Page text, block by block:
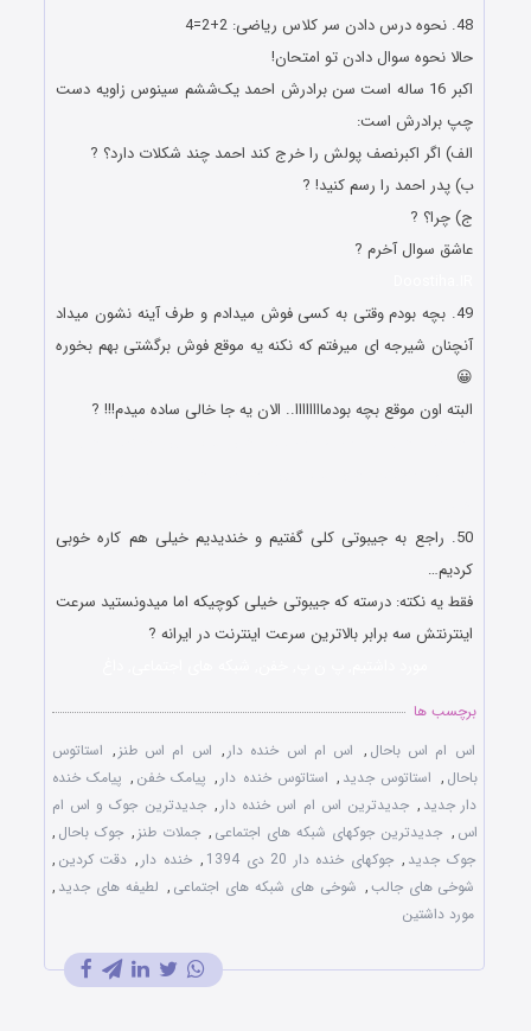
48. ﻧﺤﻮﻩ ﺩﺭﺱ ﺩﺍﺩﻥ ﺳﺮ ﮐﻼﺱ ریاضى: 2+2=4
ﺣﺎﻻ ﻧﺤﻮﻩ ﺳﻮﺍﻝ ﺩﺍﺩﻥ ﺗﻮ ﺍﻣﺘﺤﺎﻥ!
ﺍکبر 16 ﺳﺎﻟﻪ ﺍﺳﺖ ﺳﻦ ﺑﺮﺍﺩﺭﺵ ﺍﺣﻤﺪ ﯾﮏﺷﺸﻢ سینوس ﺯﺍﻭﯾﻪ دست
چپ ﺑﺮﺍﺩﺭﺵ ﺍﺳﺖ:
ﺍﻟﻒ) ﺍﮔﺮ ﺍکبرﻧﺼﻒ ﭘﻮﻟﺶ ﺭﺍ ﺧﺮﺝ ﮐﻨﺪ ﺍﺣﻤﺪ ﭼﻨﺪ ﺷﮑﻼﺕ ﺩﺍﺭﺩ؟ ?
ﺏ) پدر احمد را رسم کنید! ?
ج) چرا؟ ?
عاشق سوال آخرم ?
49. بچه بودم وقتی به کسی فوش میدادم و طرف آینه نشون میداد
آنچنان شیرجه ای میرفتم که نکنه یه موقع فوش برگشتی بهم بخوره
😀
البته اون موقع بچه بودماااااااا.. الان یه جا خالی ساده میدم!!! ?
50. راجع به جیبوتی کلی گفتیم و خندیدیم خیلی هم کاره خوبی
کردیم…
فقط یه نکته: درسته که جیبوتی خیلی کوچیکه اما میدونستید سرعت
اینترنتش سه برابر بالاترین سرعت اینترنت در ایرانه ?
برچسب ها
اس ام اس باحال , اس ام اس خنده دار , اس ام اس طنز , استاتوس
باحال , استاتوس جدید , استاتوس خنده دار , پیامک خفن , پیامک خنده
دار جدید , جدیدترین اس ام اس خنده دار , جدیدترین جوک و اس ام
اس , جدیدترین جوکهای شبکه های اجتماعی , جملات طنز , جوک باحال ,
جوک جدید , جوکهای خنده دار 20 دی 1394 , خنده دار , دقت کردین ,
شوخی های جالب, شوخی های شبکه های اجتماعی , لطیفه های جدید ,
مورد داشتین